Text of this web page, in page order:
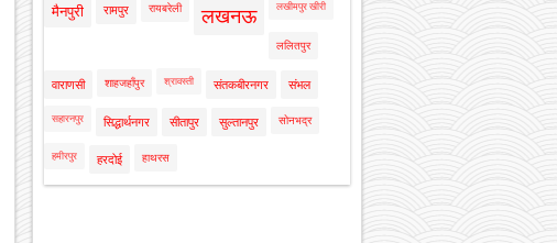
मैनपुरी रामपुर रायबरेली लखनऊ लखीमपुर खीरी
ललितपुर
वाराणसी शाहजहाँपुर श्रावस्ती संतकबीरनगर संभल
सहारनपुर सिद्धार्थनगर सीतापुर सुल्तानपुर सोनभद्र
हमीरपुर हरदोई हाथरस